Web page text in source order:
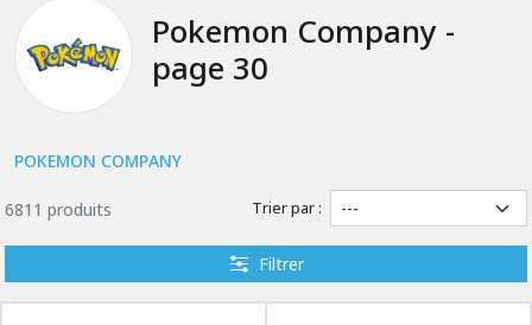
Pokemon Company -
page 30
POKEMON COMPANY
6811 produits Trier par :
Filtrer